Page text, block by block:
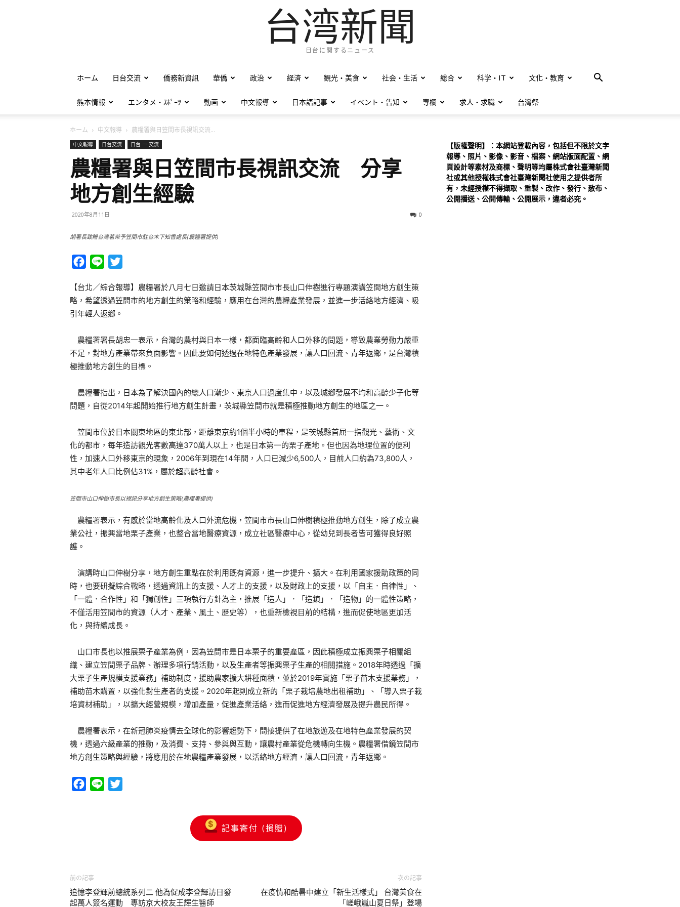
台湾新聞
日台に関するニュース
ホーム 日台交流 僑務新資訊 華僑 政治 経済 観光・美食 社会・生活 総合 科学・IT 文化・教育
熊本情報 エンタメ・ｽﾎﾟｰﾂ 動画 中文報導 日本語記事 イベント・告知 專欄 求人・求職 台灣祭
ホーム 中文報導 農糧署與日笠間市長視訊交流...
中文報導 日台交流 日台 ー 交流
農糧署與日笠間市長視訊交流 分享
地方創生經驗
2020年8月11日 0
胡署長致贈台灣茗茶予笠間市駐台木下知香處長(農糧署提供)
Facebook
Line
【台北／綜合報導】農糧署於八月七日邀請日本茨城縣笠間市市長山口伸樹進行專題演講笠間地方創生策
略，希望透過笠間市的地方創生的策略和經驗，應用在台灣的農糧產業發展，並進一步活絡地方經濟、吸
引年輕人返鄉。
農糧署署長胡忠一表示，台灣的農村與日本一樣，都面臨高齡和人口外移的問題，導致農業勞動力嚴重
不足，對地方產業帶來負面影響。因此要如何透過在地特色產業發展，讓人口回流、青年返鄉，是台灣積
極推動地方創生的目標。
農糧署指出，日本為了解決國內的總人口漸少、東京人口過度集中，以及城鄉發展不均和高齡少子化等
問題，自從2014年起開始推行地方創生計畫，茨城縣笠間市就是積極推動地方創生的地區之一。
笠間市位於日本關東地區的東北部，距離東京約1個半小時的車程，是茨城縣首屈一指觀光、藝術、文
化的都市，每年造訪觀光客數高達370萬人以上，也是日本第一的栗子產地。但也因為地理位置的便利
性，加速人口外移東京的現象，2006年到現在14年間，人口已減少6,500人，目前人口約為73,800人，
其中老年人口比例佔31%，屬於超高齡社會。
笠間市山口伸樹市長以視訊分享地方創生策略(農糧署提供)
農糧署表示，有感於當地高齡化及人口外流危機，笠間市市長山口伸樹積極推動地方創生，除了成立農
業公社，振興當地栗子產業，也整合當地醫療資源，成立社區醫療中心，從幼兒到長者皆可獲得良好照
護。
演講時山口伸樹分享，地方創生重點在於利用既有資源，進一步提升、擴大。在利用國家援助政策的同
時，也要研擬綜合戰略，透過資訊上的支援、人才上的支援，以及財政上的支援，以「自主．自律性」、
「一體．合作性」和「獨創性」三項執行方針為主，推展「造人」．「造鎮」．「造物」的一體性策略，
不僅活用笠間市的資源（人才、產業、風土、歷史等），也重新檢視目前的結構，進而促使地區更加活
化，與持續成長。
山口市長也以推展栗子產業為例，因為笠間市是日本栗子的重要產區，因此積極成立振興栗子相關組
織、建立笠間栗子品牌、辦理多項行銷活動，以及生產者等振興栗子生產的相關措施。2018年時透過「擴
大栗子生產規模支援業務」補助制度，援助農家擴大耕種面積，並於2019年實施「栗子苗木支援業務」，
補助苗木購置，以強化對生產者的支援。2020年起則成立新的「栗子栽培農地出租補助」、「導入栗子栽
培資材補助」，以擴大經營規模，增加產量，促進產業活絡，進而促進地方經濟發展及提升農民所得。
農糧署表示，在新冠肺炎疫情去全球化的影響趨勢下，間接提供了在地旅遊及在地特色產業發展的契
機，透過六級產業的推動，及消費、支持、參與與互動，讓農村產業從危機轉向生機。農糧署借鏡笠間市
地方創生策略與經驗，將應用於在地農糧產業發展，以活絡地方經濟，讓人口回流，青年返鄉。
Facebook
Line
記事寄付 (捐贈)
前の記事
追憶李登輝前總統系列二 他為促成李登輝訪日發
起萬人簽名運動 專訪京大校友王輝生醫師
次の記事
在疫情和酷暑中建立「新生活樣式」 台灣美食在
「嵯峨嵐山夏日祭」登場
【版權聲明】：本網站登載內容，包括但不限於文字
報導、照片、影像、影音、檔案、網站版面配置、網
頁設計等素材及商標、聲明等均屬株式會社臺灣新聞
社或其他授權株式會社臺灣新聞社使用之提供者所
有，未經授權不得擷取、重製、改作、發行、散布、
公開播送、公開傳輸、公開展示，違者必究。